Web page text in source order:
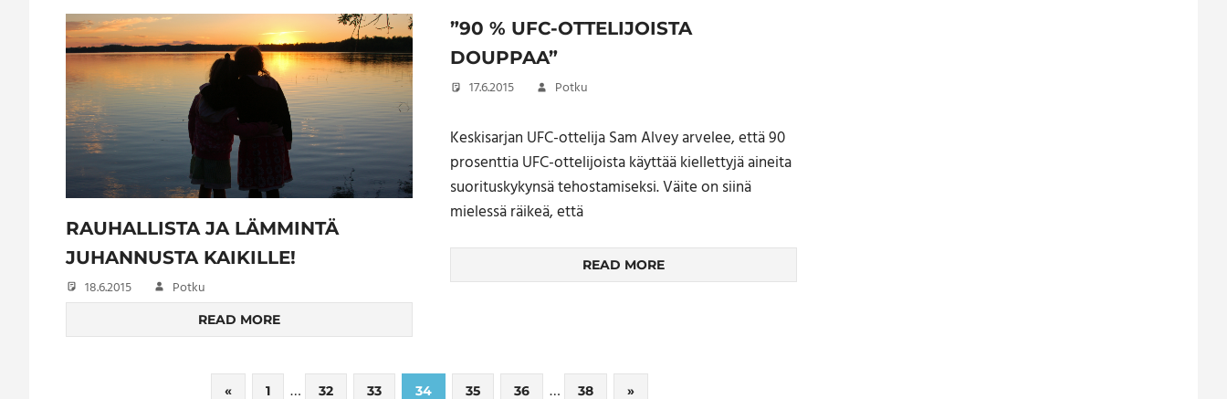
RAUHALLISTA JA LÄMMINTÄ
JUHANNUSTA KAIKILLE!
18.6.2015 Potku
READ MORE
”90 % UFC-OTTELIJOISTA
DOUPPAA”
17.6.2015 Potku
Keskisarjan UFC-ottelija Sam Alvey arvelee, että 90
prosenttia UFC-ottelijoista käyttää kiellettyjä aineita
suorituskykynsä tehostamiseksi. Väite on siinä
mielessä räikeä, että
READ MORE
«Previous
1 … 32 33 34 35 36 … 38 Next
»